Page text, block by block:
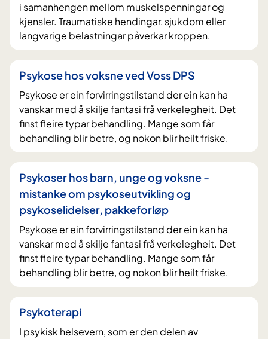
i samanhengen mellom muskelspenningar og
kjensler. Traumatiske hendingar, sjukdom eller
langvarige belastningar påverkar kroppen.
Psykose hos voksne ved Voss DPS
Psykose er ein forvirringstilstand der ein kan ha
vanskar med å skilje fantasi frå verkelegheit. Det
finst fleire typar behandling. Mange som får
behandling blir betre, og nokon blir heilt friske.
Psykoser hos barn, unge og voksne -
mistanke om psykoseutvikling og
psykoselidelser, pakkeforløp
Psykose er ein forvirringstilstand der ein kan ha
vanskar med å skilje fantasi frå verkelegheit. Det
finst fleire typar behandling. Mange som får
behandling blir betre, og nokon blir heilt friske.
Psykoterapi
I psykisk helsevern, som er den delen av